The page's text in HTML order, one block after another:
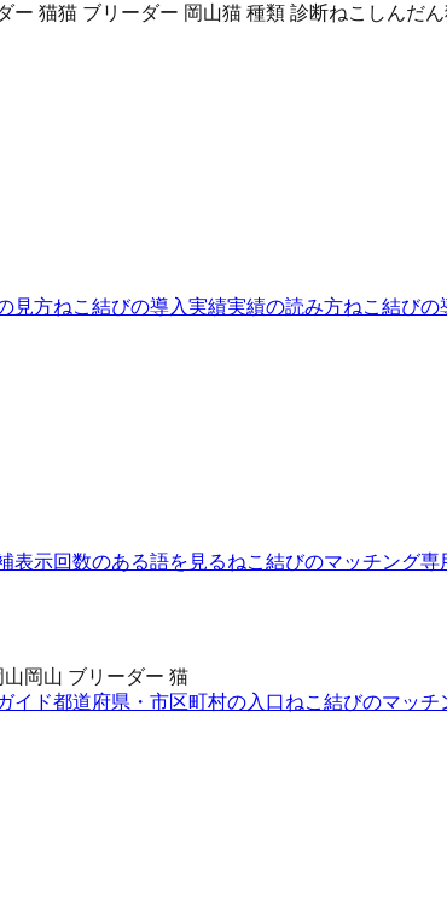
ー 猫猫 ブリーダー 岡山猫 種類 診断ねこしんだん
見方ねこ結びの導入実績実績の読み方ねこ結びの
表示回数のある語を見るねこ結びのマッチング専
山岡山 ブリーダー 猫
イド都道府県・市区町村の入口ねこ結びのマッチ